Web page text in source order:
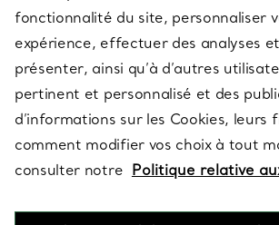
À PROPOS
QUESTIONS LÉGALES
SUIVEZ-NOUS
fonctionnalité du site, personnaliser
expérience, effectuer des analyses
présenter, ainsi qu’à d’autres
pertinent et personnalisé et des
d’informations sur les Cookies, leurs
comment modifier vos choix à tout
consulter notre Politique relative